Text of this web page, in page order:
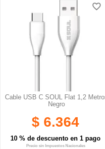
Cable USB C SOUL Flat 1,2
Negro
$ 6.364
10 % de descuento en 1 pago
Precio sin Impuestos Nacionales
favorite_border
favorite_border
favorite_border